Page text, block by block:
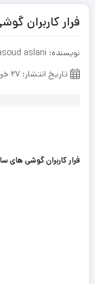
فرار کاربران
نویسنده: masoud aslani
تاریخ انتشار: ۲۷ خرداد ۱۳۹۶
فرار کاربران گوشی های